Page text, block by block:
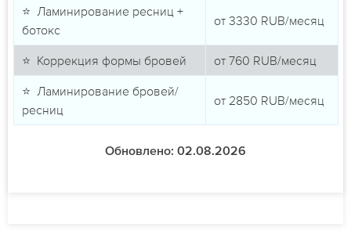
⭐ Ламинирование ресниц +
ботокс
от 3330 RUB/месяц
⭐ Коррекция формы бровей от 760 RUB/месяц
⭐ Ламинирование бровей/
ресниц
от 2850 RUB/месяц
Обновлено: 02.08.2026